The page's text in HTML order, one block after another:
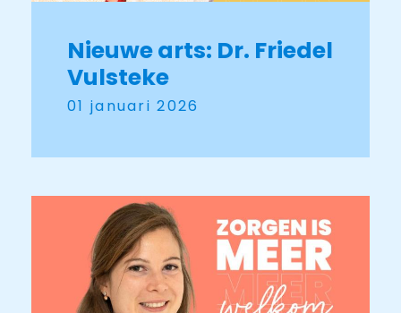
Nieuwe arts: Dr. Friedel
Vulsteke
01 januari 2026